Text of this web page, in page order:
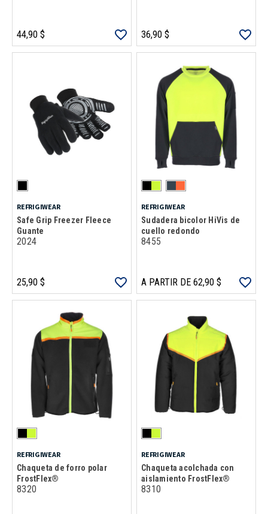
44,90 $ 36,90 $
REFRIGIWEAR
Safe Grip Freezer Fleece
Guante
2024
25,90 $
REFRIGIWEAR
Sudadera bicolor HiVis de
cuello redondo
8455
A PARTIR DE 62,90 $
REFRIGIWEAR
Chaqueta de forro polar
FrostFlex®
8320
REFRIGIWEAR
Chaqueta acolchada con
aislamiento FrostFlex®
8310